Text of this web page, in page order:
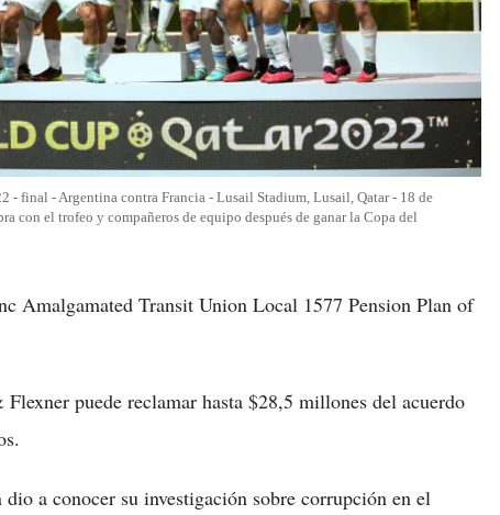
- final - Argentina contra Francia - Lusail Stadium, Lusail, Qatar - 18 de
con el trofeo y compañeros de equipo después de ganar la Copa del
Amalgamated Transit Union Local 1577 Pension Plan of
puede reclamar hasta $28,5 millones del acuerdo
a conocer su investigación sobre corrupción en el